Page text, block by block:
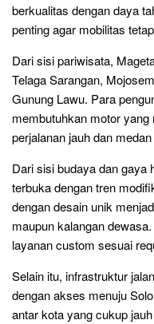
berkualitas dengan daya
penting agar mobilitas
Dari sisi pariwisata,
Telaga Sarangan,
Gunung Lawu. Para
membutuhkan motor
perjalanan jauh dan
Dari sisi budaya dan gaya
terbuka dengan tren
dengan desain unik
maupun kalangan
layanan custom sesuai
Selain itu, infrastruktur
dengan akses menuju
antar kota yang cukup